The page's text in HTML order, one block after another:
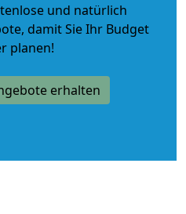
und natürlich
, damit Sie Ihr Budget
planen!
erhalten